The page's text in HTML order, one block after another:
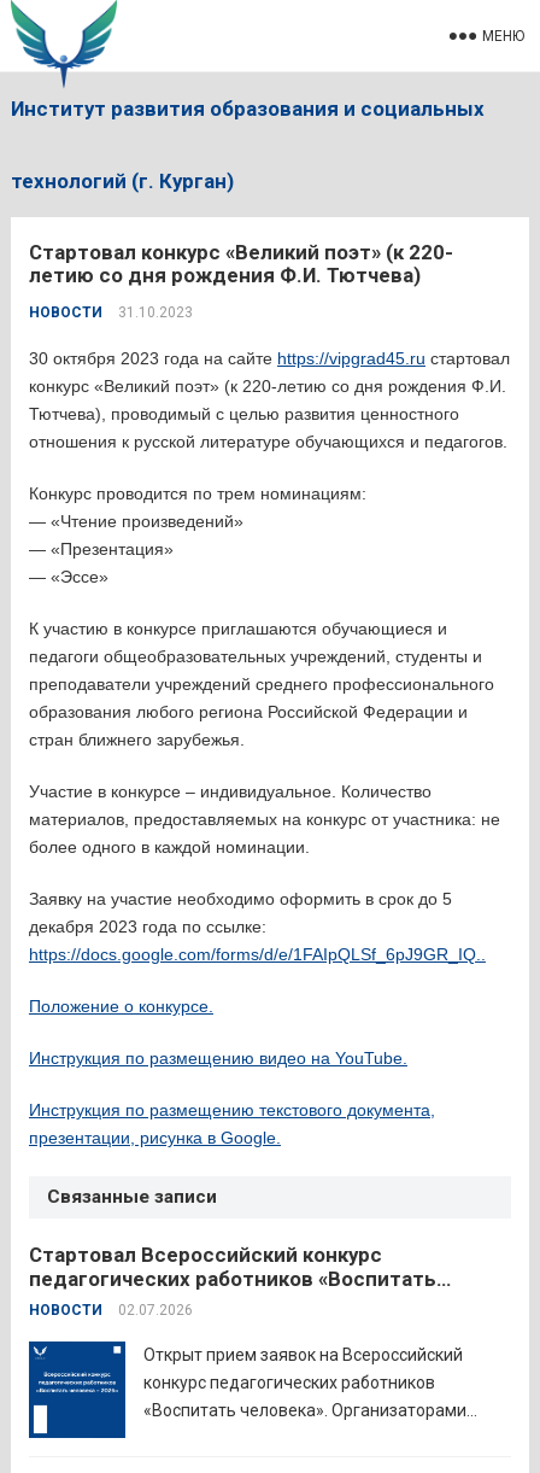
Институт развития образования и социальных
технологий (г. Курган)
МЕНЮ
Стартовал конкурс «Великий поэт» (к 220-
летию со дня рождения Ф.И. Тютчева)
НОВОСТИ 31.10.2023
30 октября 2023 года на сайте https://vipgrad45.ru стартовал
конкурс «Великий поэт» (к 220-летию со дня рождения Ф.И.
Тютчева), проводимый с целью развития ценностного
отношения к русской литературе обучающихся и педагогов.
Конкурс проводится по трем номинациям:
— «Чтение произведений»
— «Презентация»
— «Эссе»
К участию в конкурсе приглашаются обучающиеся и
педагоги общеобразовательных учреждений, студенты и
преподаватели учреждений среднего профессионального
образования любого региона Российской Федерации и
стран ближнего зарубежья.
Участие в конкурсе – индивидуальное. Количество
материалов, предоставляемых на конкурс от участника: не
более одного в каждой номинации.
Заявку на участие необходимо оформить в срок до 5
декабря 2023 года по ссылке:
https://docs.google.com/forms/d/e/1FAIpQLSf_6pJ9GR_IQ..
Положение о конкурсе.
Инструкция по размещению видео на YouTube.
Инструкция по размещению текстового документа,
презентации, рисунка в Google.
Связанные записи
Стартовал Всероссийский конкурс
педагогических работников «Воспитать
человека – 2026»
НОВОСТИ 02.07.2026
Открыт прием заявок на Всероссийский
конкурс педагогических работников
«Воспитать человека». Организаторами